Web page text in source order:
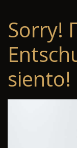
Sorry!
siento!